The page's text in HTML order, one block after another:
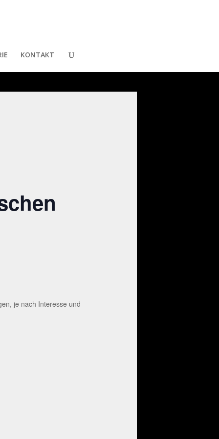
KONTAKT
je nach Interesse und